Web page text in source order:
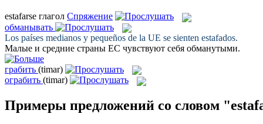
estafarse глагол Спряжение
обманывать
Los países medianos y pequeños de la UE se sienten estafados.
Малые и средние страны ЕС чувствуют себя обманутыми.
грабить (timar)
ограбить (timar)
Примеры предложений со словом